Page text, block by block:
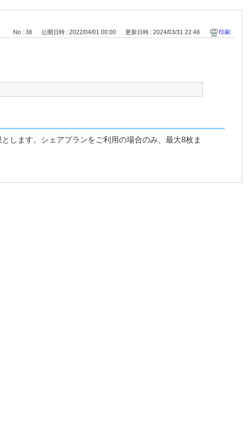
No : 38 公開日時 : 2022/04/01 00:00 更新日時 : 2024/03/31 22:48 印刷
します。シェアプランをご利用の場合のみ、最大8枚ま